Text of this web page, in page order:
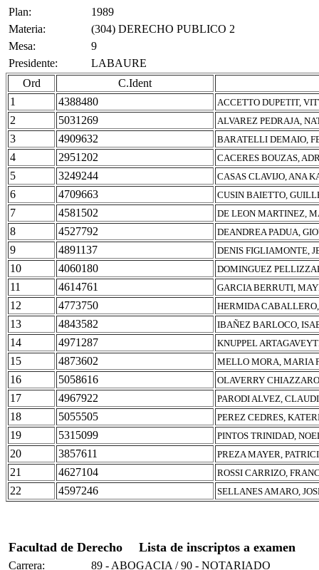
Plan:
1989
Materia:
(304) DERECHO PUBLICO 2
Mesa:
9
Presidente:
LABAURE
Ord
C.Ident
1
4388480 ACCETTO DUPETIT,
2 5031269 ALVAREZ PEDRAJA,
3 4909632 BARATELLI DEMAIO,
4 2951202 CACERES BOUZAS,
5 3249244 CASAS CLAVIJO, ANA
6 4709663 CUSIN BAIETTO,
7 4581502 DE LEON MARTINEZ,
8 4527792 DEANDREA PADUA,
9 4891137 DENIS FIGLIAMONTE,
10 4060180 DOMINGUEZ
11 4614761 GARCIA BERRUTI,
12 4773750 HERMIDA
13 4843582 IBAÑEZ BARLOCO,
14 4971287 KNUPPEL
15 4873602 MELLO MORA, MARIA
16 5058616 OLAVERRY
17 4967922 PARODI ALVEZ,
18 5055505 PEREZ CEDRES,
19 5315099 PINTOS TRINIDAD,
20 3857611 PREZA MAYER,
21 4627104 ROSSI CARRIZO,
22 4597246 SELLANES AMARO,
Facultad de Derecho Lista de inscriptos a examen
Carrera:
89 - ABOGACIA / 90 - NOTARIADO